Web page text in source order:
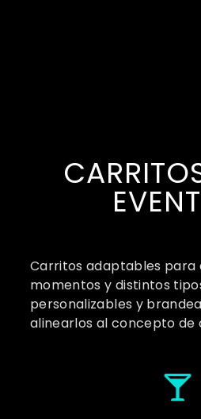
Carritos adaptables para
momentos y distintos
personalizables y
alinearlos al concepto de